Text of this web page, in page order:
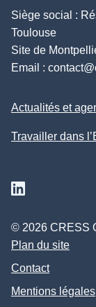
Siège social :
Toulouse
Site de
Email :
Actualités et
Travailler dans
© 2026 CRESS
Plan du site
Contact
Mentions légales